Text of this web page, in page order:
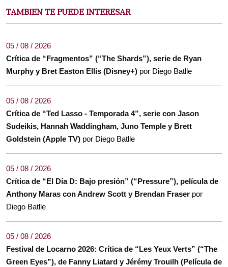
TAMBIEN TE PUEDE INTERESAR
05 / 08 / 2026
Crítica de “Fragmentos” (“The Shards”), serie de Ryan
Murphy y Bret Easton Ellis (Disney+) por Diego Batlle
05 / 08 / 2026
Crítica de “Ted Lasso - Temporada 4”, serie con Jason
Sudeikis, Hannah Waddingham, Juno Temple y Brett
Goldstein (Apple TV) por Diego Batlle
05 / 08 / 2026
Crítica de “El Día D: Bajo presión” (“Pressure”), película de
Anthony Maras con Andrew Scott y Brendan Fraser por
Diego Batlle
05 / 08 / 2026
Festival de Locarno 2026: Crítica de “Les Yeux Verts” (“The
Green Eyes”), de Fanny Liatard y Jérémy Trouilh (Película de